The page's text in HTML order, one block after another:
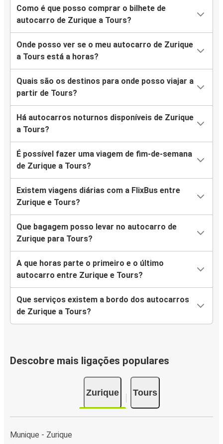
Como é que posso comprar o bilhete de
autocarro de Zurique a Tours?
Onde posso ver se o meu autocarro de Zurique
a Tours está a horas?
Quais são os destinos para onde posso viajar a
partir de Tours?
Há autocarros noturnos disponíveis de Zurique
a Tours?
É possível fazer uma viagem de fim-de-semana
de Zurique a Tours?
Existem viagens diárias com a FlixBus entre
Zurique e Tours?
Que bagagem posso levar no autocarro de
Zurique para Tours?
A que horas parte o primeiro e o último
autocarro entre Zurique e Tours?
Que serviços existem a bordo dos autocarros
de Zurique a Tours?
Descobre mais ligações populares
Zurique Tours
Munique - Zurique